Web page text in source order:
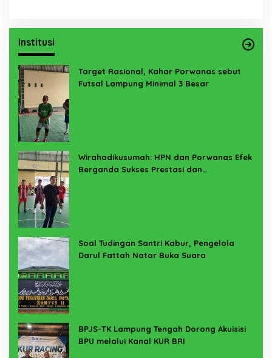
Institusi
Target Rasional, Kahar Porwanas sebut
Futsal Lampung Minimal 3 Besar
Wirahadikusumah: HPN dan Porwanas Efek
Berganda Sukses Prestasi dan
Soal Tudingan Santri Kabur, Pengelola
Darul Fattah Natar Buka Suara
BPJS-TK Lampung Tengah Dorong Akuisisi
BPU melalui Kanal KUR BRI